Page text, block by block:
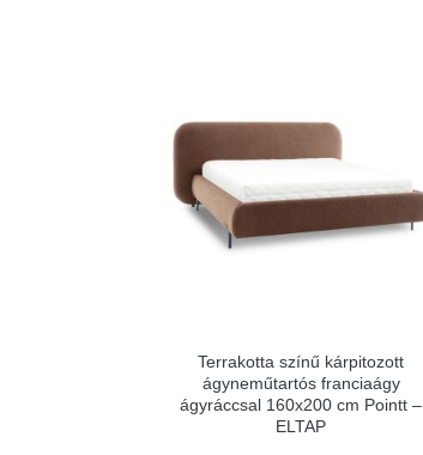
Terrakotta színű kárpitozott
ágyneműtartós franciaágy
ágyráccsal 160x200 cm Pointt –
ELTAP